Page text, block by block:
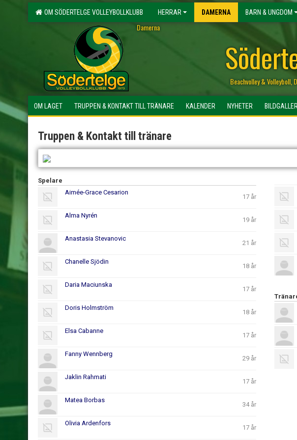
OM SÖDERTELGE VOLLEYBOLLKLUBB HERRAR DAMERNA BARN & UNGDOM
Beachvolley &
Damerna
OM LAGET TRUPPEN & KONTAKT TILL TRÄNARE KALENDER NYHETER BILDGALLERI
Truppen & Kontakt till tränare
Spelare
Aimée-Grace Cesarion
17 år
Alma Nyrén
19 år
Anastasia Stevanovic
21 år
Chanelle Sjödin
18 år
Daria Maciunska
17 år
Doris Holmström
18 år
Elsa Cabanne
17 år
Fanny Wennberg
29 år
Jaklin Rahmati
17 år
Matea Borbas
34 år
Olivia Ardenfors
17 år